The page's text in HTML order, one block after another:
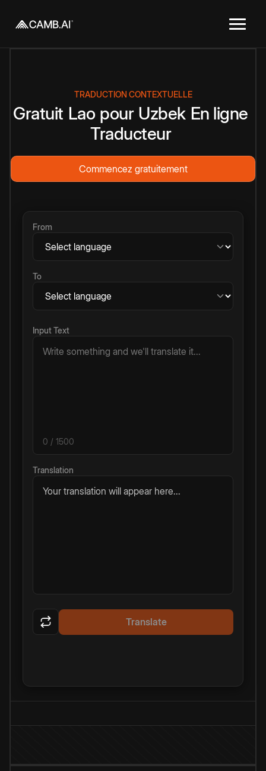
TRADUCTION CONTEXTUELLE
Gratuit Lao pour Uzbek En ligne
Traducteur
Commencez gratuitement
From
To
Input Text
0 / 1500
Translation
Your translation will appear here...
Translate